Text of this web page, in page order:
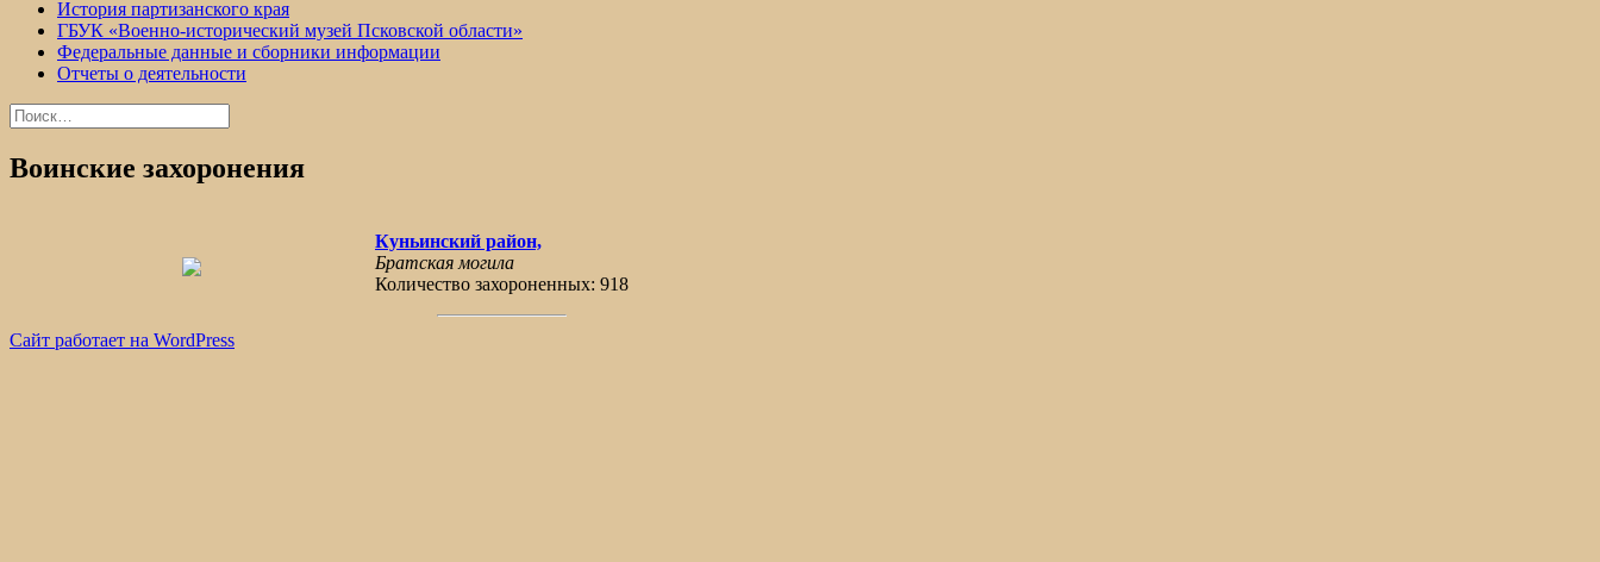
История партизанского края
ГБУК «Военно-исторический музей Псковской области»
Федеральные данные и сборники информации
Отчеты о деятельности
Найти:
Воинские захоронения
Куньинский район,
Братская могила
Количество захороненных: 918
Сайт работает на WordPress